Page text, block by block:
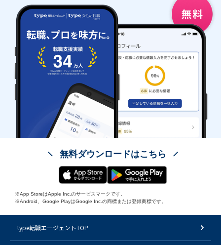
無料ダウンロードはこちら
※App StoreはApple Inc.のサービスマークです。
※Android、Google PlayはGoogle Inc.の商標または登録商標です。
type転職エージェントTOP